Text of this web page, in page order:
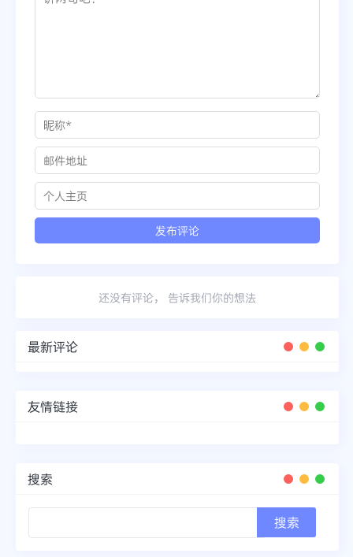
还没有评论， 告诉我们你的想法
最新评论
友情链接
搜索